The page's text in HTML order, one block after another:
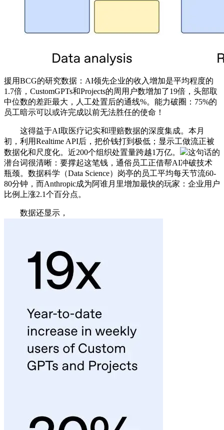
援用BCG的研究数据：AI领先企业的收入增加是平均程度的
1.7倍，CustomGPTs和Projects的周用户数增加了19倍，头部取
中位数的差距最大，人工处置后的通线%。能力破圈：75%的
员工暗示可以或许完成以前无法胜任的使命！
这得益于AI取医疗记实和理赔数据的深度集成。本月
初，利用Realtime API后，把价钱打到极低；显示工做流正被
数据化和尺度化。近200个组织处置量跨越1万亿。
这句话的
潜台词很清晰：要撑起这笔钱，通俗员工正借帮AI冲破技术
瓶颈。数据科学（Data Science）岗亭的员工平均每天节流60-
80分钟，而Anthropic成为阿谁月里增加最快的玩家：企业用户
比例上涨2.1个百分点。
数据还显示，